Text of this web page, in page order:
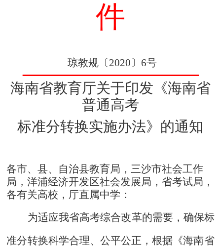
件
琼教规〔2020〕 6号
海南省教育厅关于印发《海南省
普通高考
标准分转换实施办法》的通知
各市、县、自治县教育局，三沙市社会工作
局，洋浦经济开发区社会发展局，省考试局 ，
各有关高校，厅直属中学：
为适应我省高考综合改革的需要，确保标
准分转换科学合理、公平公正，根据《海南省